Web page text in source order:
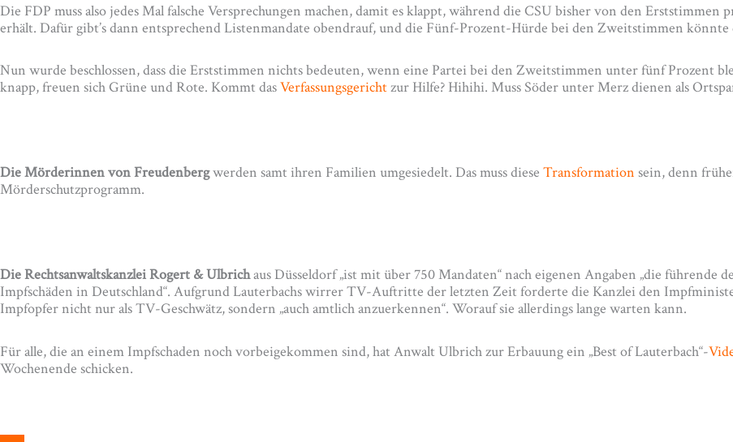
Die FDP muss also jedes Mal falsche Versprechungen machen, damit es klappt, während die CSU bisher von den
erhält. Dafür gibt’s dann entsprechend Listenmandate obendrauf, und die Fünf-Prozent-Hürde bei den Zweitstimmen
Nun wurde beschlossen, dass die Erststimmen nichts bedeuten, wenn eine Partei bei den Zweitstimmen unter fünf Prozent
knapp, freuen sich Grüne und Rote. Kommt dasVerfassungsgerichtzur Hilfe? Hihihi. Muss Söder unter Merz dienen als
Die Mörderinnen von Freudenbergwerden samt ihren Familien umgesiedelt. Das muss diese Transformation sein, denn
Mörderschutzprogramm.
Die Rechtsanwaltskanzlei Rogert & Ulbrichaus Düsseldorf „ist mit über 750 Mandaten“ nach eigenen Angaben „die führende
Impfschäden in Deutschland“. Aufgrund Lauterbachs wirrer TV-Auftritte der letzten Zeit forderte die Kanzlei den
Impfopfer nicht nur als TV-Geschwätz, sondern „auch amtlich anzuerkennen“. Worauf sie allerdings lange warten kann.
Für alle, die an einem Impfschaden noch vorbeigekommen sind, hat Anwalt Ulbrich zur Erbauung ein „Best of Lauterbach“-
Wochenende schicken.